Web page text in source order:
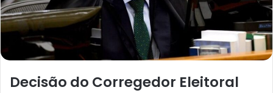
Decisão do Corregedor Eleitoral